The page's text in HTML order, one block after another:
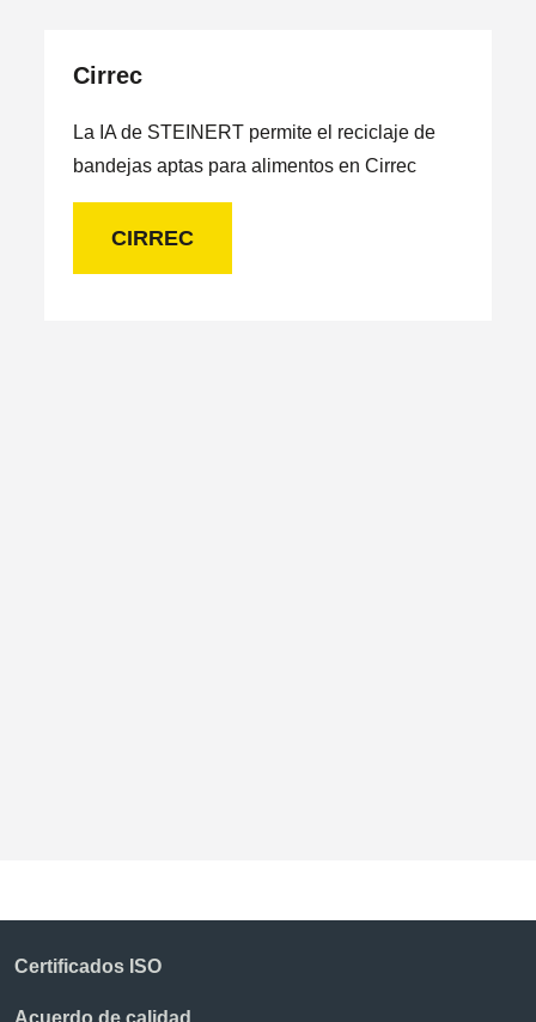
Cirrec
La IA de STEINERT permite el reciclaje de
bandejas aptas para alimentos en Cirrec
CIRREC
Certificados ISO
Acuerdo de calidad